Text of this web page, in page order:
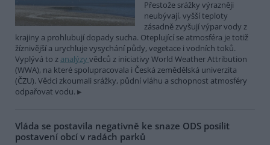
Přestože srážky výrazněji
neubývají, vyšší teploty
zásadně zvyšují výpar vody z
krajiny a prohlubují dopady sucha. Oteplující se atmosféra je totiž
žíznivější a urychluje vysychání půdy, vegetace i vodních toků.
Vyplývá to z analýzy vědců z iniciativy World Weather Attribution
(WWA), na které spolupracovala i Česká zemědělská univerzita
(ČZU). Vědci zkoumali srážky, půdní vláhu a schopnost atmosféry
odpařovat vodu.
Vláda se postavila negativně ke snaze ODS posílit
postavení obcí v radách parků